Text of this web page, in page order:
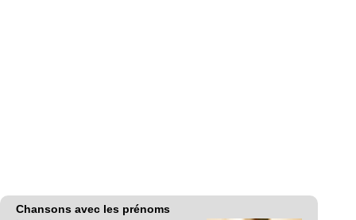
Chansons avec les prénoms